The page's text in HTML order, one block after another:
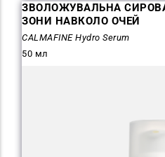
ЗВОЛОЖУВАЛЬНА
ЗОНИ НАВКОЛО ОЧЕЙ
CALMAFINE Hydro Serum
50 мл